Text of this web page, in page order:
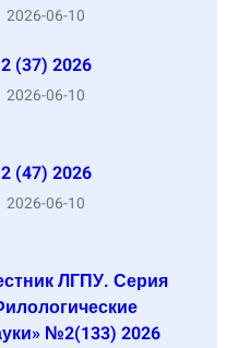
2026-06-10
(37) 2026
2026-06-10
(47) 2026
2026-06-10
ЛГПУ. Серия
№2(133) 2026